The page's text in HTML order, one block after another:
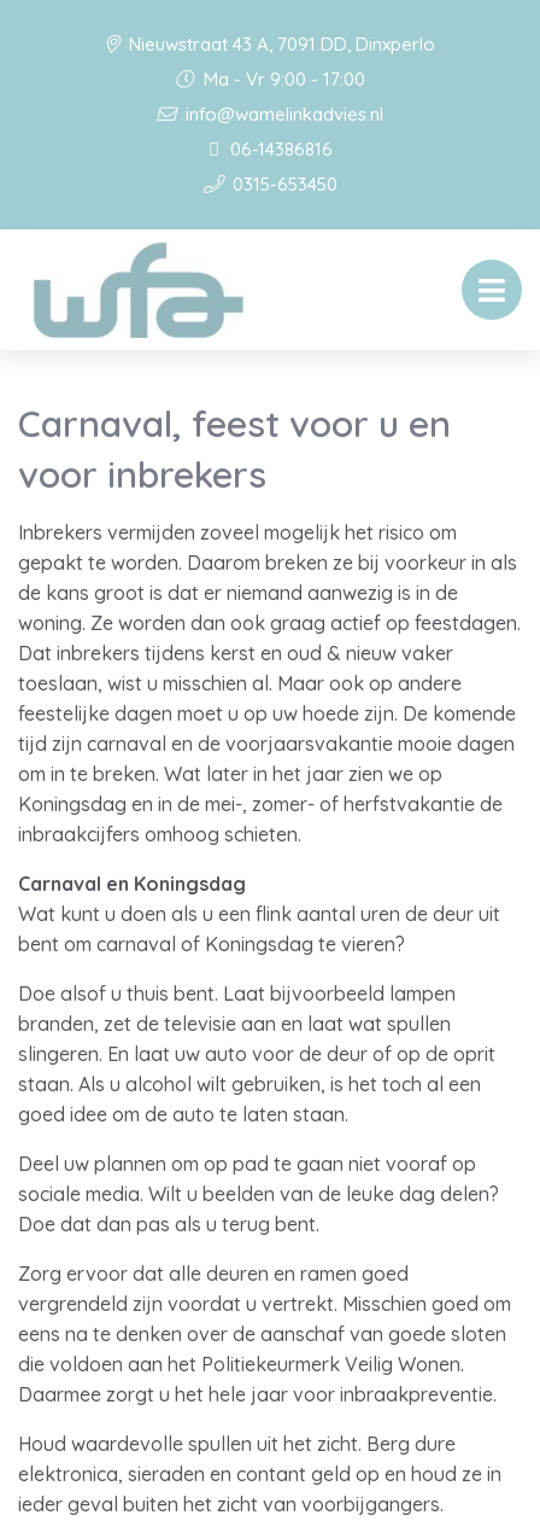
Nieuwstraat 43 A, 7091 DD, Dinxperlo
Ma - Vr 9:00 - 17:00
info@wamelinkadvies.nl
06-14386816
0315-653450
Carnaval, feest voor u en
voor inbrekers
Inbrekers vermijden zoveel mogelijk het risico om
gepakt te worden. Daarom breken ze bij voorkeur in als
de kans groot is dat er niemand aanwezig is in de
woning. Ze worden dan ook graag actief op feestdagen.
Dat inbrekers tijdens kerst en oud & nieuw vaker
toeslaan, wist u misschien al. Maar ook op andere
feestelijke dagen moet u op uw hoede zijn. De komende
tijd zijn carnaval en de voorjaarsvakantie mooie dagen
om in te breken. Wat later in het jaar zien we op
Koningsdag en in de mei-, zomer- of herfstvakantie de
inbraakcijfers omhoog schieten.
Carnaval en Koningsdag
Wat kunt u doen als u een flink aantal uren de deur uit
bent om carnaval of Koningsdag te vieren?
Doe alsof u thuis bent. Laat bijvoorbeeld lampen
branden, zet de televisie aan en laat wat spullen
slingeren. En laat uw auto voor de deur of op de oprit
staan. Als u alcohol wilt gebruiken, is het toch al een
goed idee om de auto te laten staan.
Deel uw plannen om op pad te gaan niet vooraf op
sociale media. Wilt u beelden van de leuke dag delen?
Doe dat dan pas als u terug bent.
Zorg ervoor dat alle deuren en ramen goed
vergrendeld zijn voordat u vertrekt. Misschien goed om
eens na te denken over de aanschaf van goede sloten
die voldoen aan het Politiekeurmerk Veilig Wonen.
Daarmee zorgt u het hele jaar voor inbraakpreventie.
Houd waardevolle spullen uit het zicht. Berg dure
elektronica, sieraden en contant geld op en houd ze in
ieder geval buiten het zicht van voorbijgangers.